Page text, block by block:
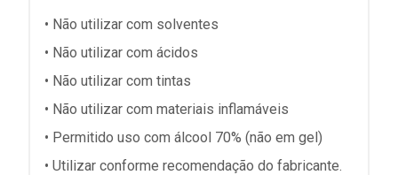
• Não utilizar com solventes
• Não utilizar com ácidos
• Não utilizar com tintas
• Não utilizar com materiais inflamáveis
• Permitido uso com álcool 70% (não em gel)
• Utilizar conforme recomendação do fabricante.